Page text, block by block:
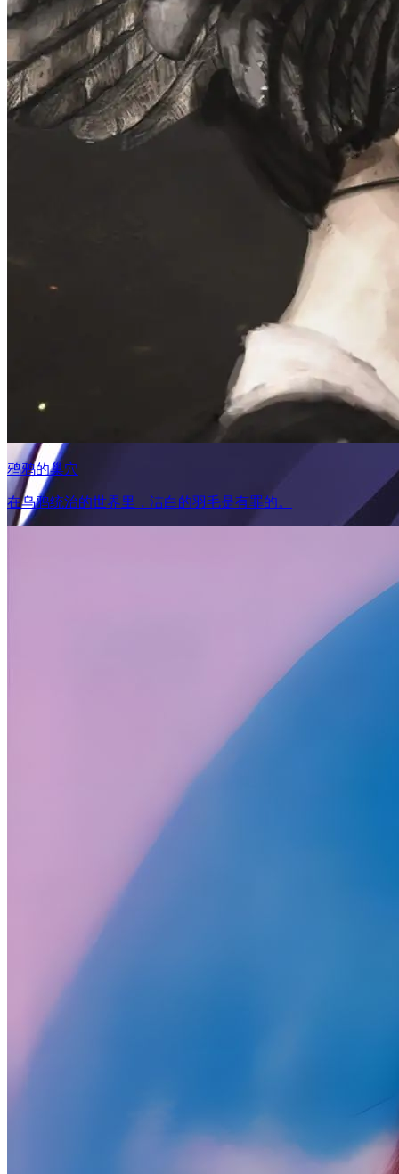
鸦鸦的巢穴
在乌鸦统治的世界里，洁白的羽毛是有罪的。